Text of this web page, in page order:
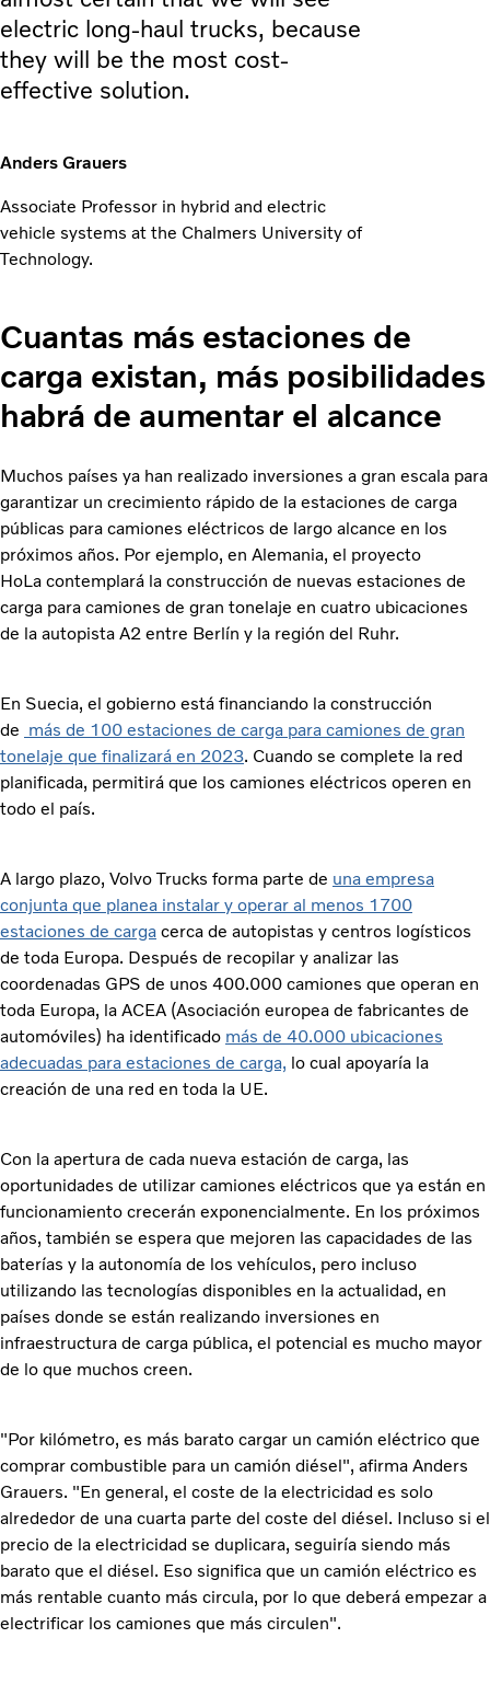
electric long-haul trucks, because
they will be the most cost-
effective solution.
Anders Grauers
Associate Professor in hybrid and electric
vehicle systems at the Chalmers University of
Technology.
Cuantas más estaciones de
carga existan, más posibilidades
habrá de aumentar el alcance
Muchos países ya han realizado inversiones a gran escala para
garantizar un crecimiento rápido de la estaciones de carga
públicas para camiones eléctricos de largo alcance en los
próximos años. Por ejemplo, en Alemania, el proyecto
HoLa contemplará la construcción de nuevas estaciones de
carga para camiones de gran tonelaje en cuatro ubicaciones
de la autopista A2 entre Berlín y la región del Ruhr.
En Suecia, el gobierno está financiando la construcción
de más de 100 estaciones de carga para camiones de gran
tonelaje que finalizará en 2023. Cuando se complete la red
planificada, permitirá que los camiones eléctricos operen en
todo el país.
A largo plazo, Volvo Trucks forma parte de una empresa
conjunta que planea instalar y operar al menos 1700
estaciones de carga cerca de autopistas y centros logísticos
de toda Europa. Después de recopilar y analizar las
coordenadas GPS de unos 400.000 camiones que operan en
toda Europa, la ACEA (Asociación europea de fabricantes de
automóviles) ha identificado más de 40.000 ubicaciones
adecuadas para estaciones de carga, lo cual apoyaría la
creación de una red en toda la UE.
Con la apertura de cada nueva estación de carga, las
oportunidades de utilizar camiones eléctricos que ya están en
funcionamiento crecerán exponencialmente. En los próximos
años, también se espera que mejoren las capacidades de las
baterías y la autonomía de los vehículos, pero incluso
utilizando las tecnologías disponibles en la actualidad, en
países donde se están realizando inversiones en
infraestructura de carga pública, el potencial es mucho mayor
de lo que muchos creen.
"Por kilómetro, es más barato cargar un camión eléctrico que
comprar combustible para un camión diésel", afirma Anders
Grauers. "En general, el coste de la electricidad es solo
alrededor de una cuarta parte del coste del diésel. Incluso si el
precio de la electricidad se duplicara, seguiría siendo más
barato que el diésel. Eso significa que un camión eléctrico es
más rentable cuanto más circula, por lo que deberá empezar a
electrificar los camiones que más circulen".